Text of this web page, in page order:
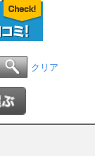
クリア